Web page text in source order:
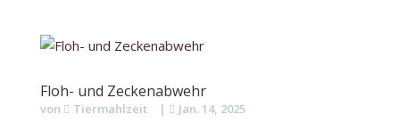
Floh- und Zeckenabwehr
von Tiermahlzeit | Jan. 14, 2025